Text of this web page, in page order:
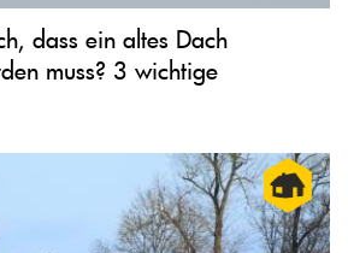
dass ein altes Dach
muss? 3 wichtige